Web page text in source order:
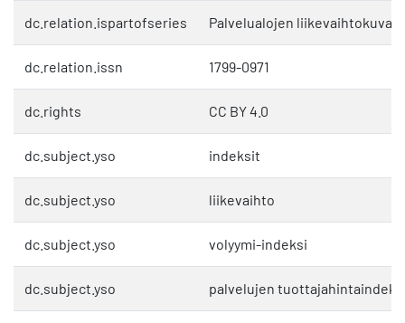
dc.relation.ispartofseries Palvelualojen
dc.relation.issn 1799-0971
dc.rights CC BY 4.0
dc.subject.yso indeksit
dc.subject.yso liikevaihto
dc.subject.yso volyymi-indeksi
dc.subject.yso palvelujen